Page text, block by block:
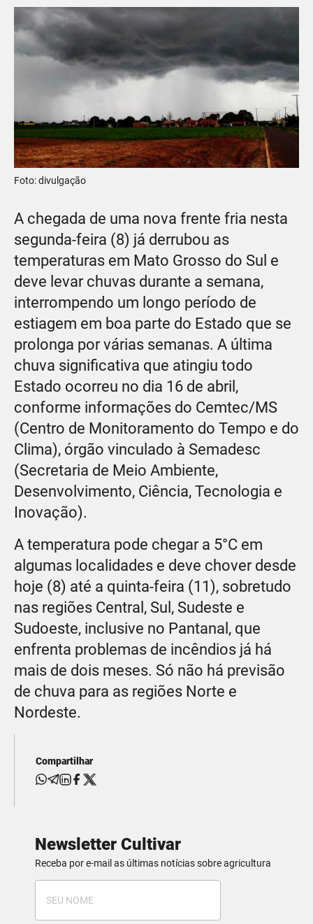
Foto: divulgação
A chegada de uma nova frente fria nesta
segunda-feira (8) já derrubou as
temperaturas em Mato Grosso do Sul e
deve levar chuvas durante a semana,
interrompendo um longo período de
estiagem em boa parte do Estado que se
prolonga por várias semanas. A última
chuva significativa que atingiu todo
Estado ocorreu no dia 16 de abril,
conforme informações do Cemtec/MS
(Centro de Monitoramento do Tempo e do
Clima), órgão vinculado à Semadesc
(Secretaria de Meio Ambiente,
Desenvolvimento, Ciência, Tecnologia e
Inovação).
A temperatura pode chegar a 5°C em
algumas localidades e deve chover desde
hoje (8) até a quinta-feira (11), sobretudo
nas regiões Central, Sul, Sudeste e
Sudoeste, inclusive no Pantanal, que
enfrenta problemas de incêndios já há
mais de dois meses. Só não há previsão
de chuva para as regiões Norte e
Nordeste.
Compartilhar
Newsletter Cultivar
Receba por e-mail as últimas notícias sobre agricultura